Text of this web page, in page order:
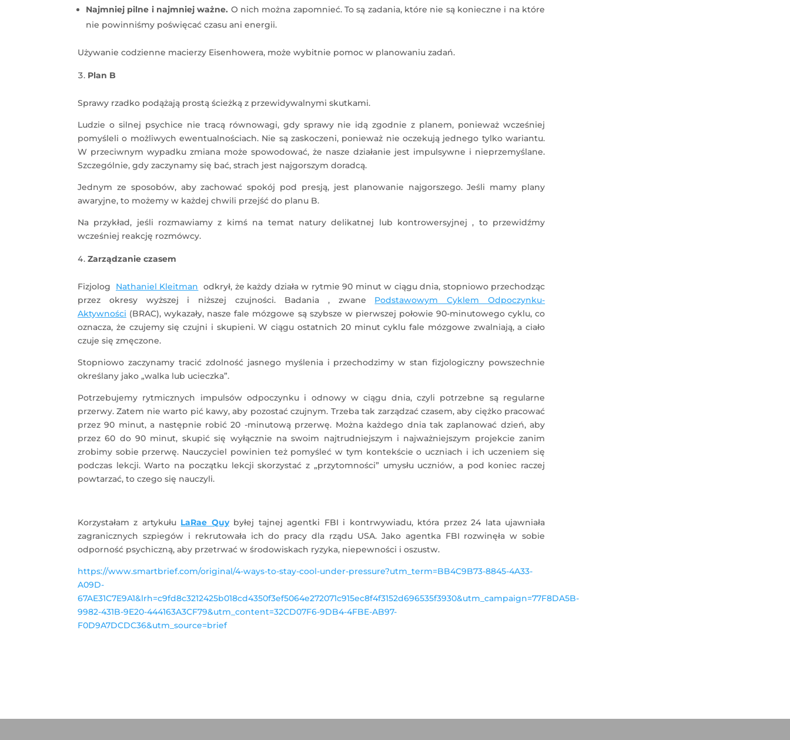
Najmniej pilne i najmniej ważne. O nich można zapomnieć. To są zadania, które nie są konieczne i na które
nie powinniśmy poświęcać czasu ani energii.
Używanie codzienne macierzy Eisenhowera, może wybitnie pomoc w planowaniu zadań.
Plan B
Sprawy rzadko podążają prostą ścieżką z przewidywalnymi skutkami.
Ludzie o silnej psychice nie tracą równowagi, gdy sprawy nie idą zgodnie z planem, ponieważ wcześniej
pomyśleli o możliwych ewentualnościach. Nie są zaskoczeni, ponieważ nie oczekują jednego tylko wariantu.
W przeciwnym wypadku zmiana może spowodować, że nasze działanie jest impulsywne i nieprzemyślane.
Szczególnie, gdy zaczynamy się bać, strach jest najgorszym doradcą.
Jednym ze sposobów, aby zachować spokój pod presją, jest planowanie najgorszego. Jeśli mamy plany
awaryjne, to możemy w każdej chwili przejść do planu B.
Na przykład, jeśli rozmawiamy z kimś na temat natury delikatnej lub kontrowersyjnej , to przewidźmy
wcześniej reakcję rozmówcy.
Zarządzanie czasem
Fizjolog Nathaniel Kleitman odkrył, że każdy działa w rytmie 90 minut w ciągu dnia, stopniowo przechodząc
przez okresy wyższej i niższej czujności. Badania , zwane Podstawowym Cyklem Odpoczynku-
Aktywności (BRAC), wykazały, nasze fale mózgowe są szybsze w pierwszej połowie 90-minutowego cyklu, co
oznacza, że ​​czujemy się czujni i skupieni. W ciągu ostatnich 20 minut cyklu fale mózgowe zwalniają, a ciało
czuje się zmęczone.
Stopniowo zaczynamy tracić zdolność jasnego myślenia i przechodzimy w stan fizjologiczny powszechnie
określany jako „walka lub ucieczka”.
Potrzebujemy rytmicznych impulsów odpoczynku i odnowy w ciągu dnia, czyli potrzebne są regularne
przerwy. Zatem nie warto pić kawy, aby pozostać czujnym. Trzeba tak zarządzać czasem, aby ciężko pracować
przez 90 minut, a następnie robić 20 -minutową przerwę. Można każdego dnia tak zaplanować dzień, aby
przez 60 do 90 minut, skupić się wyłącznie na swoim najtrudniejszym i najważniejszym projekcie zanim
zrobimy sobie przerwę. Nauczyciel powinien też pomyśleć w tym kontekście o uczniach i ich uczeniem się
podczas lekcji. Warto na początku lekcji skorzystać z „przytomności” umysłu uczniów, a pod koniec raczej
powtarzać, to czego się nauczyli.
Korzystałam z artykułu LaRae Quy byłej tajnej agentki FBI i kontrwywiadu, która przez 24 lata ujawniała
zagranicznych szpiegów i rekrutowała ich do pracy dla rządu USA. Jako agentka FBI rozwinęła w sobie
odporność psychiczną, aby przetrwać w środowiskach ryzyka, niepewności i oszustw.
https://www.smartbrief.com/original/4-ways-to-stay-cool-under-pressure?utm_term=BB4C9B73-8845-4A33-
A09D-
67AE31C7E9A1&lrh=c9fd8c3212425b018cd4350f3ef5064e272071c915ec8f4f3152d696535f3930&utm_campaign=77F8DA5B-
9982-431B-9E20-444163A3CF79&utm_content=32CD07F6-9DB4-4FBE-AB97-
F0D9A7DCDC36&utm_source=brief